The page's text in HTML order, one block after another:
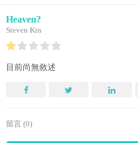
Heaven?
Steven Kin
目前尚無敘述
留言 (0)